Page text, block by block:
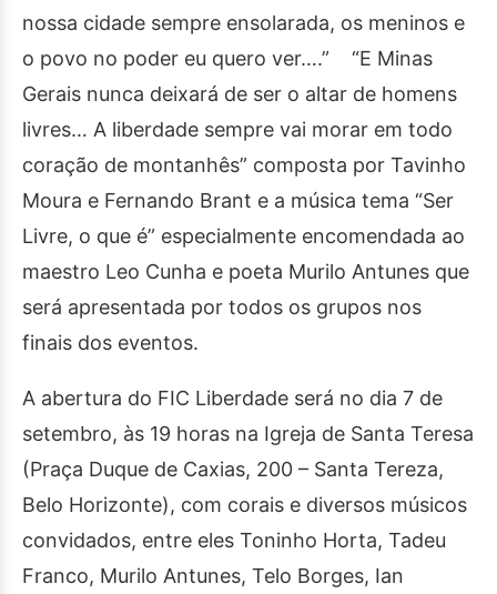
nossa cidade sempre ensolarada, os meninos e
o povo no poder eu quero ver….” “E Minas
Gerais nunca deixará de ser o altar de homens
livres… A liberdade sempre vai morar em todo
coração de montanhês” composta por Tavinho
Moura e Fernando Brant e a música tema “Ser
Livre, o que é” especialmente encomendada ao
maestro Leo Cunha e poeta Murilo Antunes que
será apresentada por todos os grupos nos
finais dos eventos.
A abertura do FIC Liberdade será no dia 7 de
setembro, às 19 horas na Igreja de Santa Teresa
(Praça Duque de Caxias, 200 – Santa Tereza,
Belo Horizonte), com corais e diversos músicos
convidados, entre eles Toninho Horta, Tadeu
Franco, Murilo Antunes, Telo Borges, Ian